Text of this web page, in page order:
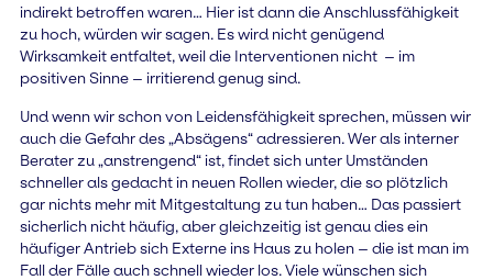
indirekt betroffen waren… Hier ist dann die Anschlussfähigkeit
zu hoch, würden wir sagen. Es wird nicht genügend
Wirksamkeit entfaltet, weil die Interventionen nicht – im
positiven Sinne – irritierend genug sind.
Und wenn wir schon von Leidensfähigkeit sprechen, müssen wir
auch die Gefahr des „Absägens“ adressieren. Wer als interner
Berater zu „anstrengend“ ist, findet sich unter Umständen
schneller als gedacht in neuen Rollen wieder, die so plötzlich
gar nichts mehr mit Mitgestaltung zu tun haben… Das passiert
sicherlich nicht häufig, aber gleichzeitig ist genau dies ein
häufiger Antrieb sich Externe ins Haus zu holen – die ist man im
Fall der Fälle auch schnell wieder los. Viele wünschen sich